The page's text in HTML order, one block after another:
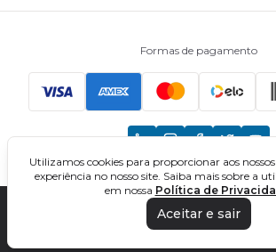
Principais Concursos
CNU
TCU
Formas de pagamento
DIREÇÃO CONCURSOS - CURSOS ONLINE PARA
DIREITOS RESERVADOS. CNPJ: 32.161.525/
Utilizamos cookies para proporcionar aos
experiência no nosso site. Saiba mais sobre a
em nossa Política de
Aceitar e sair